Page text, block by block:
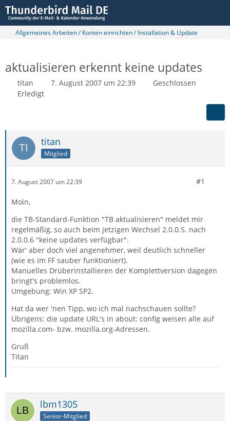
Allgemeines Arbeiten / Konten einrichten / Installation & Update
aktualisieren erkennt keine updates
titan 7. August 2007 um 22:39
Geschlossen
Erledigt
titan
Mitglied
7. August 2007 um 22:39 #1
Moin,
die TB-Standard-Funktion "TB aktualisieren" meldet mir
regelmäßig, so auch beim jetzigen Wechsel 2.0.0.5. nach
2.0.0.6 "keine updates verfügbar".
Wär' aber doch viel angenehmer, weil deutlich schneller
(wie es im FF sauber funktioniert).
Manuelles Drüberinstallieren der Komplettversion dagegen
bringt's problemlos.
Umgebung: Win XP SP2.
Hat da wer 'nen Tipp, wo ich mal nachschauen sollte?
Übrigens: die update URL's in about: config weisen alle auf
mozilla.com- bzw. mozilla.org-Adressen.
Gruß
Titan
lbm1305
Senior-Mitglied